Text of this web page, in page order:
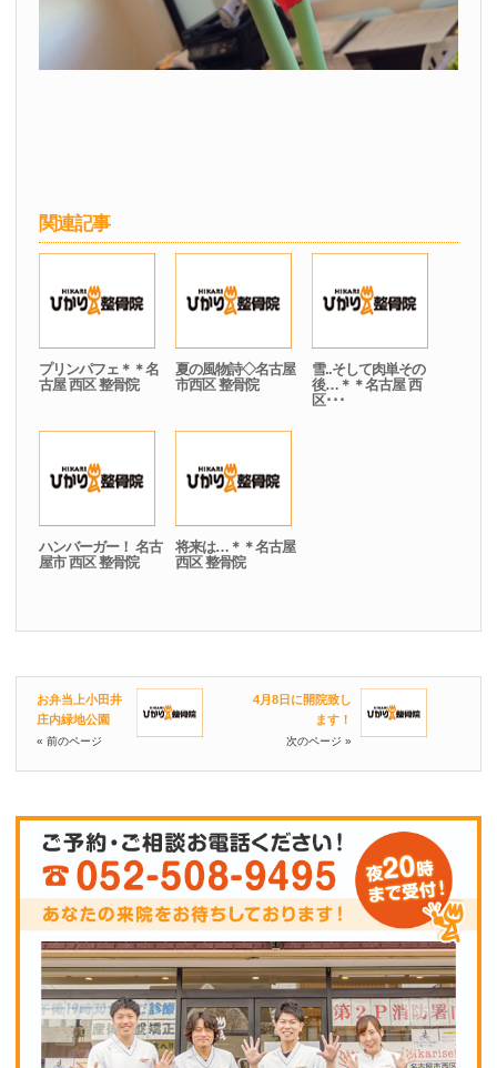
関連記事
プリンパフェ＊＊名
古屋 西区 整骨院
夏の風物詩◇名古屋
市西区 整骨院
雪..そして肉単その
後…＊＊名古屋 西
区･･･
ハンバーガー！ 名古
屋市 西区 整骨院
将来は…＊＊名古屋
西区 整骨院
お弁当上小田井
庄内緑地公園
« 前のページ
4月8日に開院致し
ます！
次のページ »